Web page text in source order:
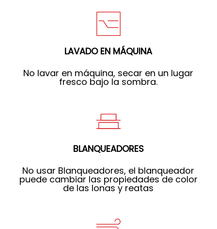
LAVADO EN MÁQUINA
No lavar en máquina, secar en un lugar
fresco bajo la sombra.
BLANQUEADORES
No usar Blanqueadores, el blanqueador
puede cambiar las propiedades de color
de las lonas y reatas